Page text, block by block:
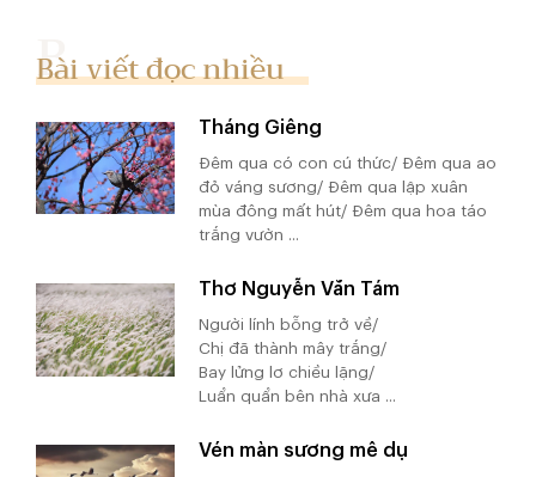
Bài viết đọc nhiều
Tháng Giêng
Đêm qua có con cú thức/ Đêm qua ao
đỏ váng sương/ Đêm qua lập xuân
mùa đông mất hút/ Đêm qua hoa táo
trắng vườn ...
Thơ Nguyễn Văn Tám
Người lính bỗng trở về/
Chị đã thành mây trắng/
Bay lửng lơ chiều lặng/
Luẩn quẩn bên nhà xưa ...
Vén màn sương mê dụ